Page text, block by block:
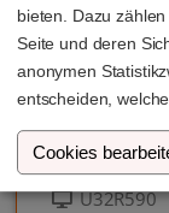
smsng-cwr32
32UR59C
U32R590
bieten. Dazu
Seite und deren
anonymen
entscheiden,
Cookies